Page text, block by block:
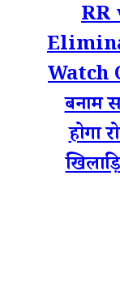
RR
Watch
बनाम
होगा